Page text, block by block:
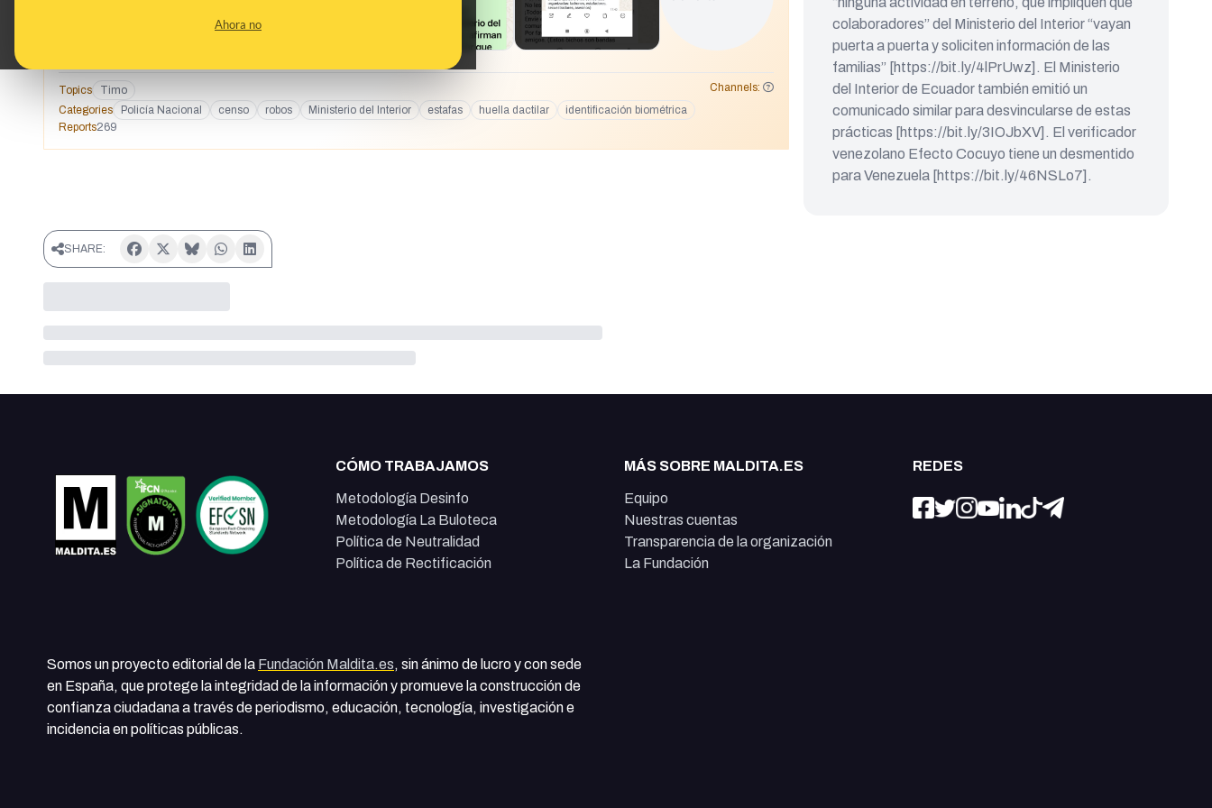
Ahora no
ESPAÑA Delegación de Participación Ciudadana - Comisaría del Distrito Chamberí C/ Rafael Calvo, 33, 28010 - Madrid --
Teléfono 913 22 32 68 De: Participación Ciudadana Chamberí &lt;madrid.cdchamberi
participacion@policia.es
&gt; Enviado:
Miércoles, 30 de julio de 2025 10:45:20 Asunto: Nuevas modalidades delictivas Se informa desde esta delegación de
Participación Ciudadana que se ha tenido conocimiento de las siguientes modalidades de "engaño”, llevadas a cabo por
falsos Empleados de Asuntos Internos de la Polícia. Estimados vecinos y ciudadanos, para su información: Aviso de Alta
Seguridad: Tengan en cuenta que hay un grupo de personas yendo de puerta en puerta haciéndose pasar por empleados
de Asuntos Internos de la Policia Nacional. Tienen documentos y membretes del Ministerio del Interior Justicia y Paz,
afirman que necesitan verificar que todos tengan una identificación válida para el próximo censo. Están en todas partes y
visten de forma elegante. Alguien vendrá a su casa y le dirá: necesito tomarte una foto/huella digital según algún esquema.
Redes Sociales. Por favor, rogamos que informen a sus familiares, de los anteriores extremos, así como a sus contactos y
Participación Ciudadana Comisaría del Distrito de Chamberí Teléfono. 913 22 32 68 e-mail:
Topics Timo
Channels:
Categories
Policía Nacional censo robos Ministerio del Interior estafas huella dactilar
identificación biométrica
Reports269
colaboradores” del Ministerio del Interior “vayan
puerta a puerta y soliciten información de las
familias” [https://bit.ly/4lPrUwz]. El Ministerio
del Interior de Ecuador también emitió un
comunicado similar para desvincularse de estas
prácticas [https://bit.ly/3IOJbXV]. El verificador
venezolano Efecto Cocuyo tiene un desmentido
para Venezuela [https://bit.ly/46NSLo7].
SHARE:
CÓMO TRABAJAMOS
Metodología Desinfo
Metodología La Buloteca
Política de Neutralidad
Política de Rectificación
MÁS SOBRE MALDITA.ES
Equipo
Nuestras cuentas
Transparencia de la organización
La Fundación
REDES
Somos un proyecto editorial de la Fundación Maldita.es, sin ánimo de lucro y con sede
en España, que protege la integridad de la información y promueve la construcción de
confianza ciudadana a través de periodismo, educación, tecnología, investigación e
incidencia en políticas públicas.